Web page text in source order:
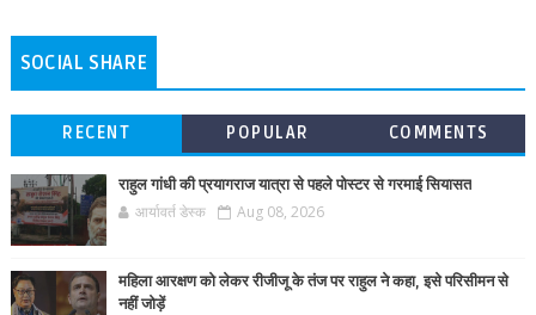
SOCIAL SHARE
RECENT POPULAR COMMENTS
राहुल गांधी की प्रयागराज यात्रा से पहले पोस्टर से गरमाई सियासत
आर्यावर्त डेस्क Aug 08, 2026
महिला आरक्षण को लेकर रीजीजू के तंज पर राहुल ने कहा, इसे परिसीमन से
नहीं जोड़ें